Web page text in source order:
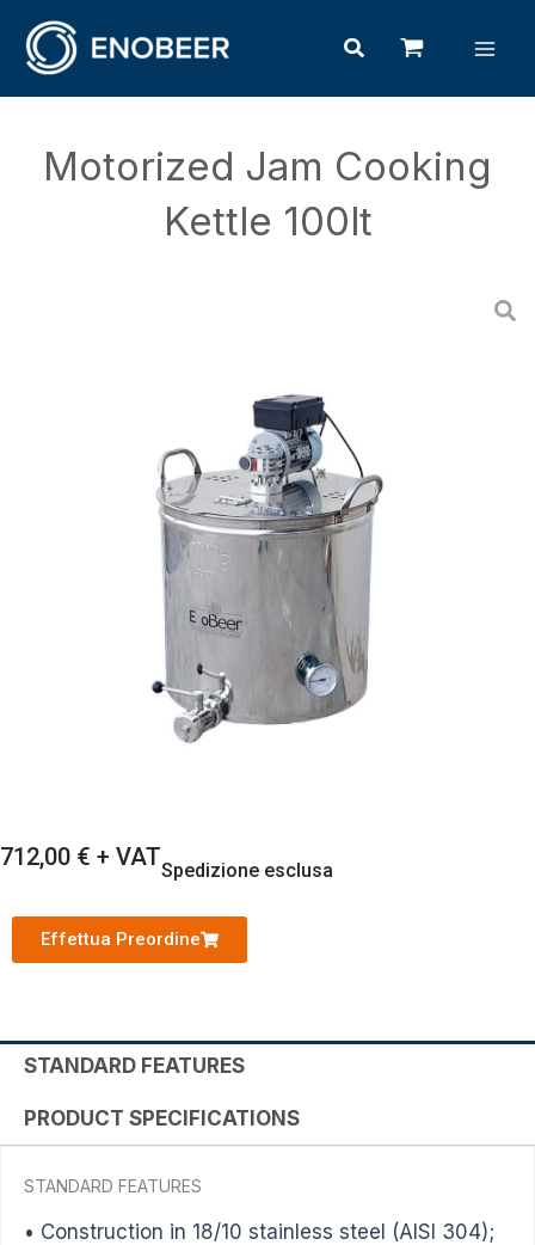
content
Search
Motorized Jam Cooking
Kettle 100lt
712,00 € + VATSpedizione esclusa
Effettua Preordine
STANDARD FEATURES
PRODUCT SPECIFICATIONS
STANDARD FEATURES
• Construction in 18/10 stainless steel (AISI 304);